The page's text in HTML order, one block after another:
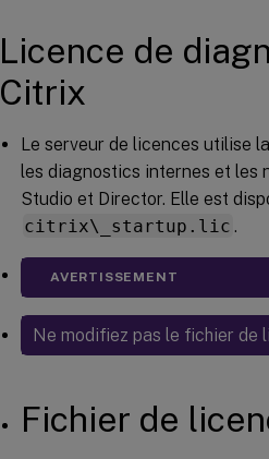
Licence de
Citrix
Le serveur de licences utilise la
les diagnostics internes et les
Studio et Director. Elle est
citrix\_startup.lic .
AVERTISSEMENT
Ne modifiez pas le fichier de
Fichier de